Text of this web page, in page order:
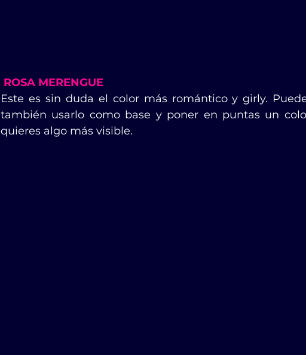
ROSA MERENGUE
Este es sin duda el color más romántico y girly.
también usarlo como base y poner en puntas un
quieres algo más visible.